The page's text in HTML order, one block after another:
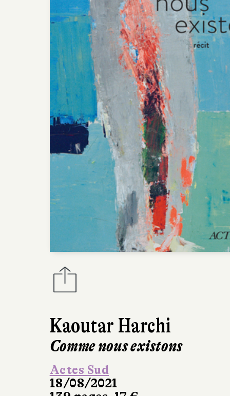
Kaoutar Harchi
Comme nous existons
Actes Sud
18/08/2021